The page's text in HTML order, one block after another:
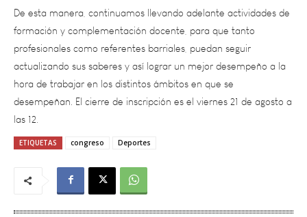
profesionales como referentes barriales, puedan seguir
actualizando sus saberes y así lograr un mejor desempeño a la
hora de trabajar en los distintos ámbitos en que se
desempeñan. El cierre de inscripción es el viernes 21 de agosto a
las 12.
ETIQUETAS congreso Deportes